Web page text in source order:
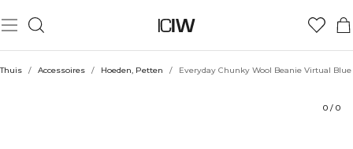
Thuis / Accessoires / Hoeden, Petten / Everyday Chunky Wool Beanie Virtual Blue
0 / 0